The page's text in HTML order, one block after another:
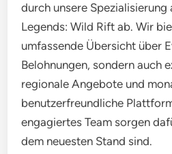
durch unsere Spezialisierung
Legends: Wild Rift ab. Wir
umfassende Übersicht über
Belohnungen, sondern auch
regionale Angebote und
benutzerfreundliche
engagiertes Team sorgen
dem neuesten Stand sind.